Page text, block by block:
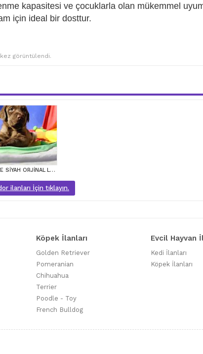
kapasitesi ve çocuklarla olan mükemmel
için ideal bir dosttur.
görüntülendi.
KAHVE VE SİYAH ORJİNAL LABRADOR RETRİEVER YAVRULAR
ilanları İçin tıklayın.
Köpek İlanları
Golden Retriever
Pomeranian
Chihuahua
Terrier
Poodle - Toy
French Bulldog
Evcil Hayvan
Kedi İlanları
Köpek İlanları